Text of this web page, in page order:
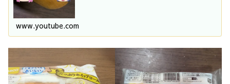
www.youtube.com